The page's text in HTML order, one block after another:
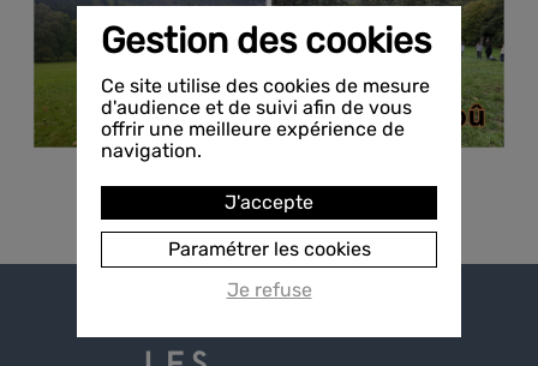
Gestion des cookies
Ce site utilise des cookies de mesure
d'audience et de suivi afin de vous
offrir une meilleure expérience de
navigation.
J'accepte
Paramétrer les cookies
Je refuse